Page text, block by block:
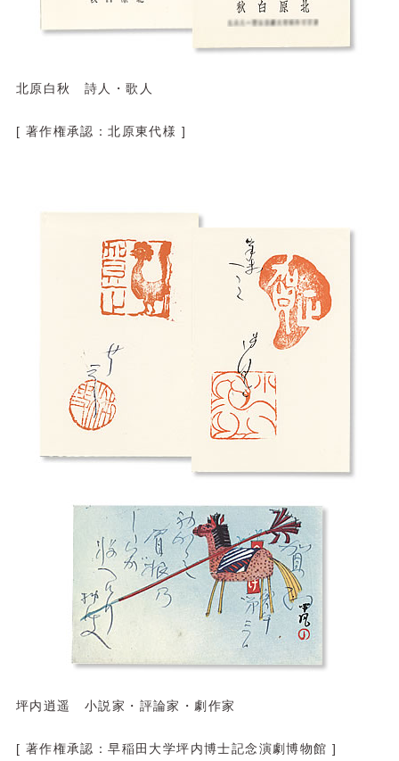
北原白秋 詩人・歌人
[ 著作権承認：北原東代様 ]
坪内逍遥 小説家・評論家・劇作家
[ 著作権承認：早稲田大学坪内博士記念演劇博物館 ]